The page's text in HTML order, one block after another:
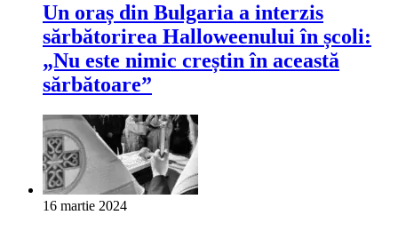
Un oraș din Bulgaria a interzis
sărbătorirea Halloweenului în școli:
„Nu este nimic creștin în această
sărbătoare”
16 martie 2024